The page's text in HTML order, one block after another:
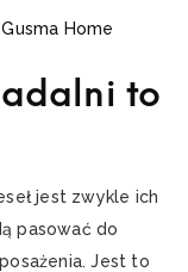
Home
to
jest zwykle ich
pasować do
Jest to